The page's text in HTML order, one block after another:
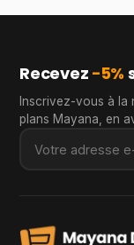
Recevez −5%
Inscrivez-vous à la
plans Mayana, en